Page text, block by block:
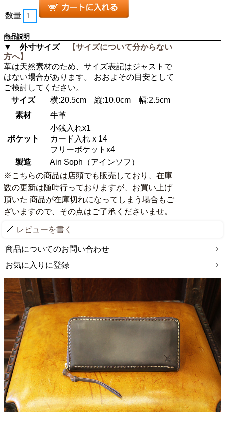
数量
商品説明
▼ 外寸サイズ
【サイズについて分からない
方へ】
革は天然素材のため、サイズ表記はジャストで
はない場合があります。 おおよその目安として
ご検討してください。
サイズ
横:20.5cm 縦:10.0cm 幅:2.5cm
素材
牛革
ポケット
小銭入れx1
カード入れｘ14
フリーポケットx4
製造
Ain Soph（アインソフ）
※こちらの商品は店頭でも販売しており、在庫
数の更新は随時行っておりますが、お買い上げ
頂いた 商品が在庫切れになってしまう場合もご
ざいますので、その点はご了承くださいませ。
レビューを書く
商品についてのお問い合わせ
お気に入りに登録